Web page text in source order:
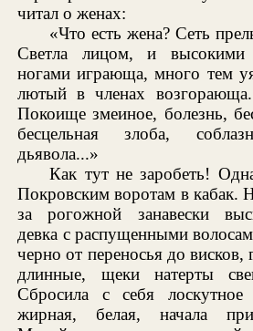
читал о женах:
«Что есть жена? Сеть
Светла лицом, и
ногами играюща, много тем
лютый в членах
Покоище змеиное, болезнь,
бесцельная злоба,
дьявола...»
Как тут не заробеть!
Покровским воротам в кабак.
за рогожной занавески
девка с распущенными
черно от переносья до висков,
длинные, щеки натерты
Сбросила с себя
жирная, белая, начала